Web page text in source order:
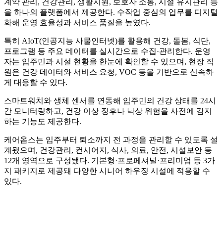
계약 관리, 건강관리, 생활지원, 보호자 소통, 시설 유지관리 등
을 하나의 플랫폼에서 제공한다. 수작업 중심의 업무를 디지털
화해 운영 효율성과 서비스 품질을 높였다.
특히 AIoT(인공지능 사물인터넷)를 활용해 건강, 돌봄, 식단,
프로그램 등 주요 데이터를 실시간으로 수집·관리한다. 운영
자는 입주민과 시설 현황을 한눈에 확인할 수 있으며, 현장 직
원은 건강 데이터와 서비스 요청, VOC 등을 기반으로 신속하
게 대응할 수 있다.
스마트워치와 생체 센서를 연동해 입주민의 건강 상태를 24시
간 모니터링하고, 건강 이상 징후나 낙상 위험을 사전에 감지
하는 기능도 제공한다.
케어옵스는 입주부터 퇴소까지 전 과정을 관리할 수 있도록 설
계됐으며, 건강관리, 컨시어지, 식사, 의료, 안전, 시설보안 등
12개 영역으로 구성됐다. 기본형·프로페셔널·프리미엄 등 3가
지 패키지로 제공돼 다양한 시니어 하우징 시설에 적용할 수
있다.